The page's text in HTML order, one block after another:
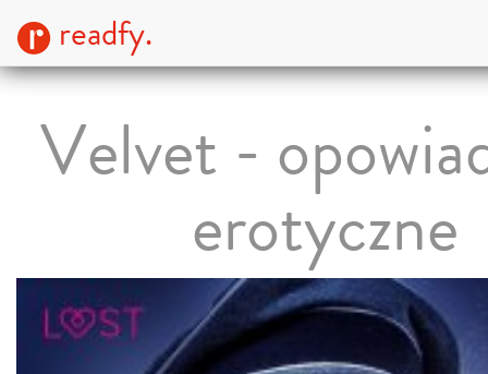
readfy.
Velvet -
erotyczne